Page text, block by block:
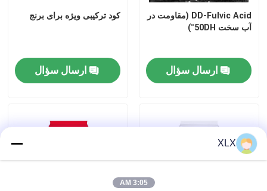
DD-Fulvic Acid (مقاومت در
آب سخت 50DH°)
ارسال سؤال
کود ترکیبی ویژه برای برنج
ارسال سؤال
XLX
3:05 AM